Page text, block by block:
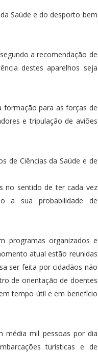
Saúde e do desporto bem
a recomendação de
destes aparelhos seja
formação para as forças de
e tripulação de aviões
de Ciências da Saúde e de
no sentido de ter cada vez
a sua probabilidade de
programas organizados e
atual estão reunidas
ser feita por cidadãos não
de orientação de doentes
tempo útil e em benefício
média mil pessoas por dia
turísticas e de